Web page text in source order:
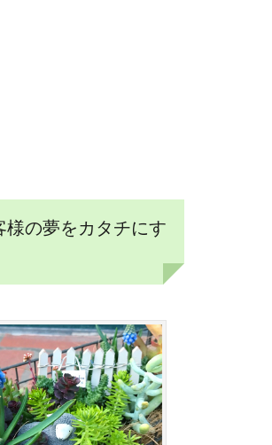
の夢をカタチにす